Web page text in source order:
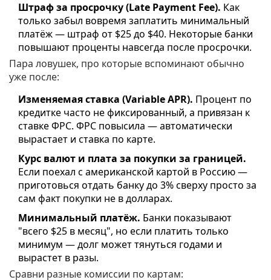
Штраф за просрочку (Late Payment Fee). Как
только забыл вовремя заплатить минимальный
платёж — штраф от $25 до $40. Некоторые банки
повышают проценты навсегда после просрочки.
Пара ловушек, про которые вспоминают обычно
уже после:
Изменяемая ставка (Variable APR). Процент по
кредитке часто не фиксированный, а привязан к
ставке ФРС. ФРС повысила — автоматически
вырастает и ставка по карте.
Курс валют и плата за покупки за границей.
Если поехал с американской картой в Россию —
приготовься отдать банку до 3% сверху просто за
сам факт покупки не в долларах.
Минимальный платёж. Банки показывают
"всего $25 в месяц", но если платить только
минимум — долг может тянуться годами и
вырастет в разы.
Сравни разные комиссии по картам: